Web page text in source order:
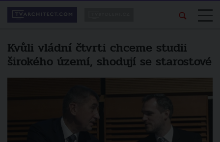
Kvůli vládní čtvrti chceme studii
širokého území, shodují se starostové